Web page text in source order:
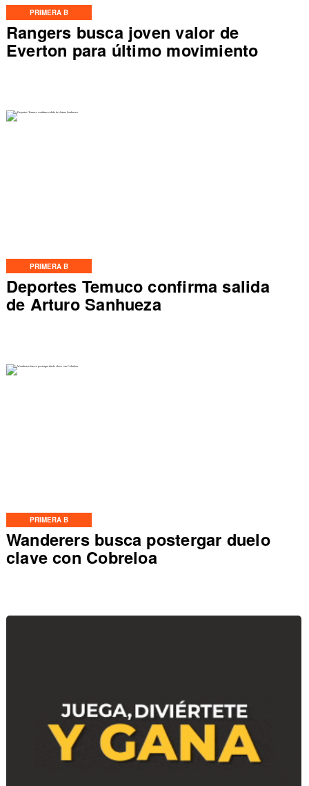
PRIMERA B
Rangers busca joven valor de
Everton para último movimiento
PRIMERA B
Deportes Temuco confirma salida
de Arturo Sanhueza
PRIMERA B
Wanderers busca postergar duelo
clave con Cobreloa